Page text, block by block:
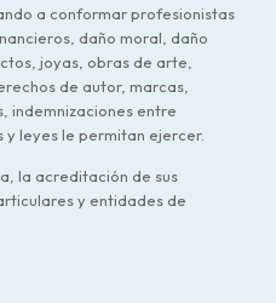
a conformar profesionistas
daño moral, daño
joyas, obras de arte,
de autor, marcas,
indemnizaciones entre
y leyes le permitan ejercer.
la acreditación de sus
y entidades de